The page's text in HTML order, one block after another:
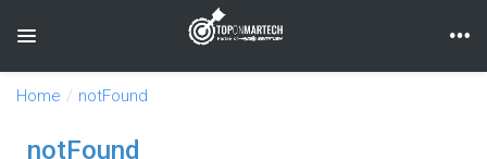
Toggle navigation
Home notFound
notFound